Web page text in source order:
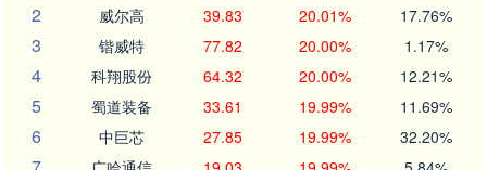
2 威尔高 39.83 20.01% 17.76%
3 锴威特 77.82 20.00% 1.17%
4 科翔股份 64.32 20.00% 12.21%
5 蜀道装备 33.61 19.99% 11.69%
6 中巨芯 27.85 19.99% 32.20%